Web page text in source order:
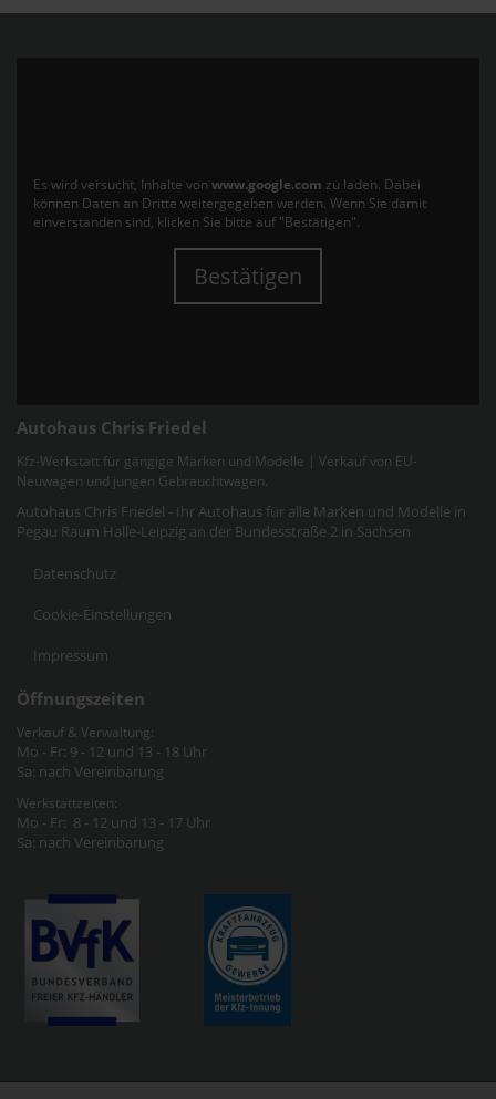
Es wird versucht, Inhalte von www.google.com zu laden. Dabei
können Daten an Dritte weitergegeben werden. Wenn Sie damit
einverstanden sind, klicken Sie bitte auf "Bestätigen".
Bestätigen
Autohaus Chris Friedel
Kfz-Werkstatt für gängige Marken und Modelle | Verkauf von EU-
Neuwagen und jungen Gebrauchtwagen.
Autohaus Chris Friedel - Ihr Autohaus für alle Marken und Modelle in
Pegau Raum Halle-Leipzig an der Bundesstraße 2 in Sachsen
Datenschutz
Cookie-Einstellungen
Impressum
Öffnungszeiten
Verkauf & Verwaltung:
Mo - Fr: 9 - 12 und 13 - 18 Uhr
Sa: nach Vereinbarung
Werkstattzeiten:
Mo - Fr: 8 - 12 und 13 - 17 Uhr
Sa: nach Vereinbarung